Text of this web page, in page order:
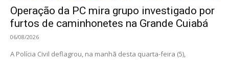
Operação da PC mira grupo investigado por
furtos de caminhonetes na Grande Cuiabá
06/08/2026
A Polícia Civil deflagrou, na manhã desta quarta-feira (5),